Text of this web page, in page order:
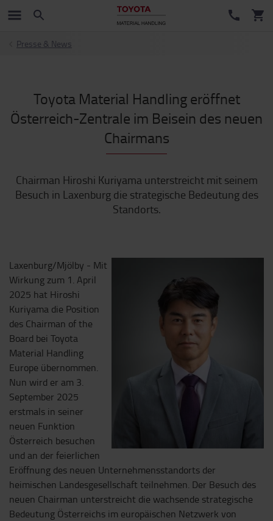
Presse & News
Toyota Material Handling eröffnet
Österreich-Zentrale im Beisein des neuen
Chairmans
Chairman Hiroshi Kuriyama unterstreicht mit seinem
Besuch in Laxenburg die strategische Bedeutung des
Standorts.
Laxenburg/Mjölby - Mit
Wirkung zum 1. April
2025 hat Hiroshi
Kuriyama die Position
des Chairman of the
Board bei Toyota
Material Handling
Europe übernommen.
Nun wird er am 3.
September 2025
erstmals in seiner
neuen Funktion
Österreich besuchen
und an der feierlichen
Eröffnung des neuen Unternehmensstandorts der
heimischen Landesgesellschaft teilnehmen. Der Besuch des
neuen Chairman unterstreicht die wachsende strategische
Bedeutung Österreichs im europäischen Netzwerk von